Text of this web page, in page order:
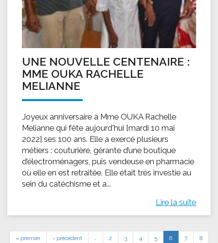
UNE NOUVELLE CENTENAIRE :
MME OUKA RACHELLE
MELIANNE
Joyeux anniversaire à Mme OUKA Rachelle
Melianne qui fête aujourd'hui [mardi 10 mai
2022] ses 100 ans. Elle a exercé plusieurs
métiers : couturière, gérante d’une boutique
d’électroménagers, puis vendeuse en pharmacie
où elle en est retraitée. Elle était très investie au
sein du catéchisme et a...
Lire la suite
« premier ‹ précédent … 2 3 4 5 6 7 8